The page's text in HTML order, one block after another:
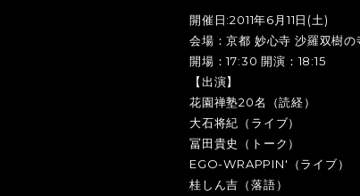
開催日:2011年6月11日(土)
会場：京都 妙心寺 沙羅双樹の
開場：17:30 開演：18:15
【出演】
花園禅塾20名（読経）
大石将紀（ライブ）
冨田貴史（トーク）
EGO-WRAPPIN'（ライブ）
桂しん吉（落語）